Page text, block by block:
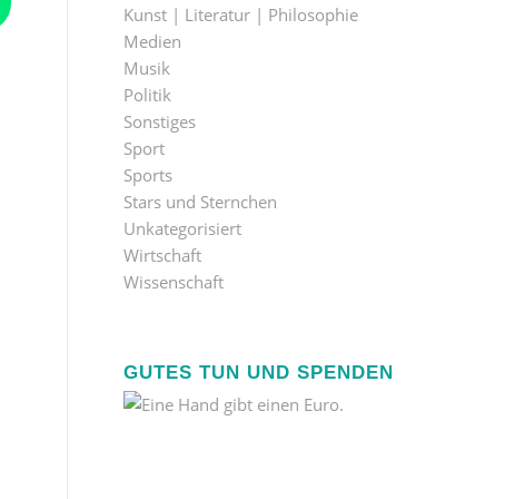
Kunst | Literatur | Philosophie
Medien
Musik
Politik
Sonstiges
Sport
Sports
Stars und Sternchen
Unkategorisiert
Wirtschaft
Wissenschaft
GUTES TUN UND SPENDEN